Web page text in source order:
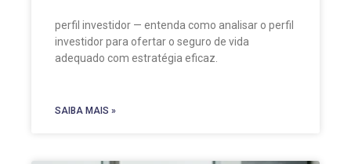
perfil investidor — entenda como analisar o perfil
investidor para ofertar o seguro de vida
adequado com estratégia eficaz.
SAIBA MAIS »